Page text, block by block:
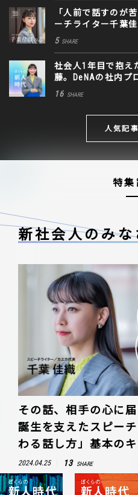
「人前で話すのが
ーチライター千葉
に込めた思い
5 SHARE
社会人1年目で抱え
藤。DeNAの社内プ
生きる道
16 SHARE
人気記
特集
新社会人のみな
その話、相手の心に
誕生を支えたスピー
わる話し方」基本のキ
2024.04.25 13 SHARE